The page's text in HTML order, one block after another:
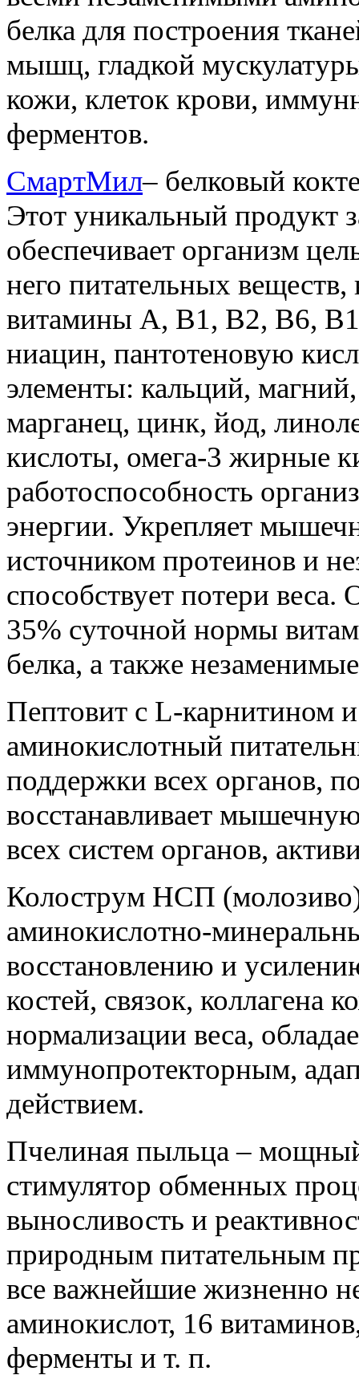
белка для построения
мышц, гладкой
кожи, клеток крови,
ферментов.
СмартМил– белковый
Этот уникальный продукт
обеспечивает организм
него питательных
витамины А, В1, В2, В6,
ниацин, пантотеновую
элементы: кальций,
марганец, цинк, йод,
кислоты, омега-3 жирные
работоспособность
энергии. Укрепляет
источником протеинов и
способствует потери
35% суточной нормы
белка, а также
Пептовит с L-карнитином
аминокислотный
поддержки всех органов,
восстанавливает
всех систем органов,
Колострум НСП
аминокислотно-
восстановлению и
костей, связок, коллагена
нормализации веса,
иммунопротекторным,
действием.
Пчелиная пыльца –
стимулятор обменных
выносливость и
природным питательным
все важнейшие жизненно
аминокислот, 16
ферменты и т. п.